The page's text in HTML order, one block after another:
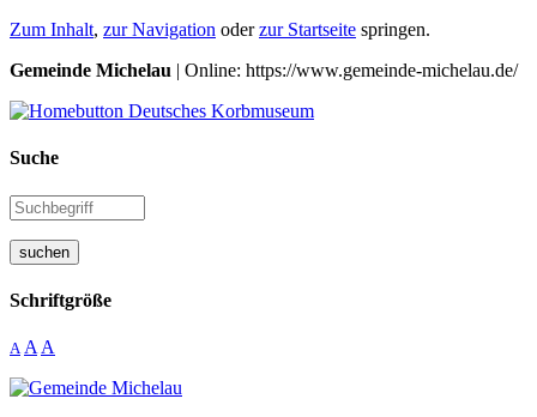
Zum Inhalt, zur Navigation oderzur Startseite springen.
Gemeinde Michelau | Online: https://www.gemeinde-michelau.de/
Suche
suchen
Schriftgröße
A A A